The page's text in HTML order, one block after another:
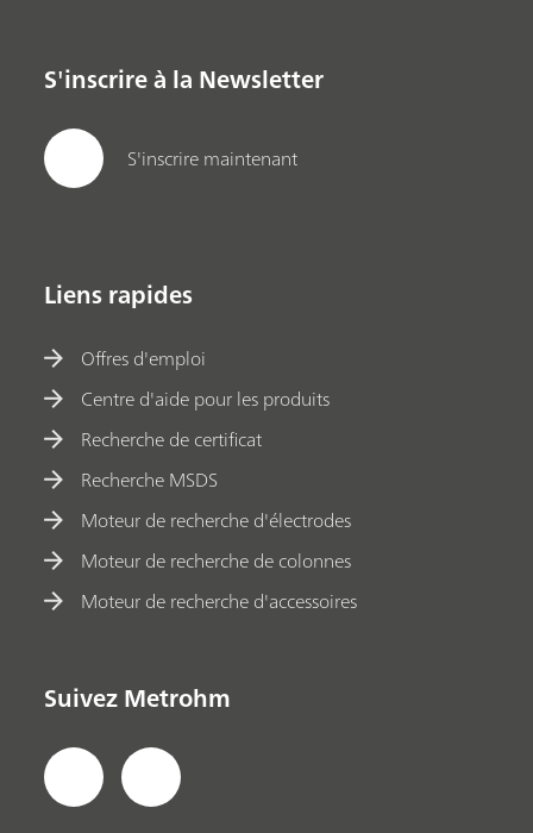
S'inscrire à la Newsletter
S'inscrire maintenant
Liens rapides
Offres d'emploi
Centre d'aide pour les produits
Recherche de certificat
Recherche MSDS
Moteur de recherche d'électrodes
Moteur de recherche de colonnes
Moteur de recherche d'accessoires
Suivez Metrohm